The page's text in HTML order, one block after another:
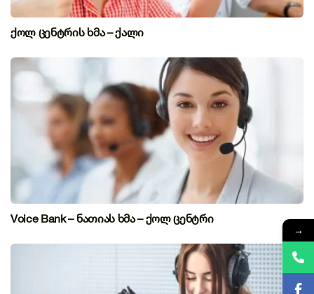
ქოლ ცენტრის ხმა – ქალი
Voice Bank – ნათიას ხმა – ქოლ ცენტრი
→